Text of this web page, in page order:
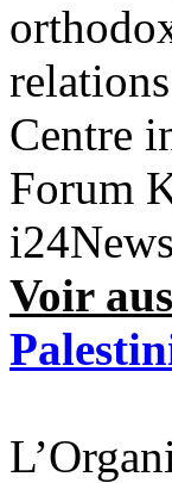
Centre
Forum
Voir